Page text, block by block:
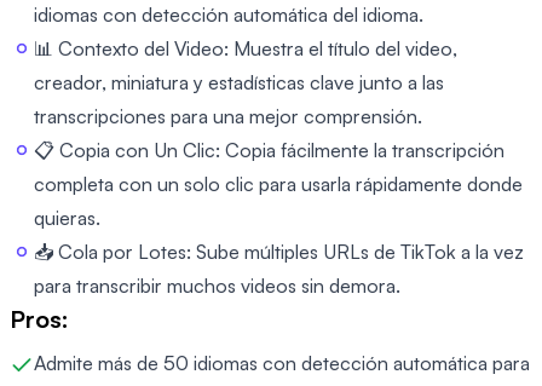
idiomas con detección automática del idioma.
📊 Contexto del Video: Muestra el título del video,
creador, miniatura y estadísticas clave junto a las
transcripciones para una mejor comprensión.
📋 Copia con Un Clic: Copia fácilmente la transcripción
completa con un solo clic para usarla rápidamente donde
quieras.
📥 Cola por Lotes: Sube múltiples URLs de TikTok a la vez
para transcribir muchos videos sin demora.
Pros:
Admite más de 50 idiomas con detección automática para